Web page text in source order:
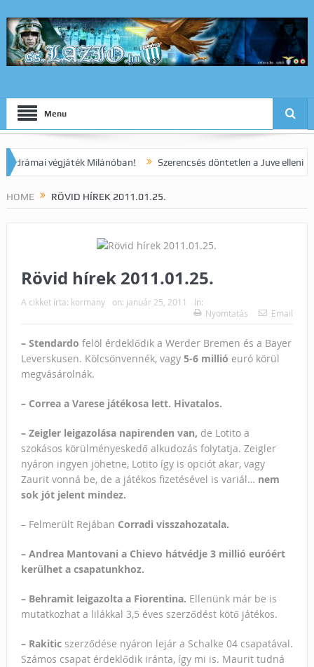
Menu
végjáték Milánóban! Szerencsés döntetlen a Juve elleni
HOME RÖVID HÍREK 2011.01.25.
Rövid hírek 2011.01.25.
A cikket írta: kormany on: január 25, 2011
In:
Nyomtatás
Email
– Stendardo felöl érdeklődik a Werder Bremen és a Bayer
Leverskusen. Kölcsönvennék, vagy5-6 millió euró körül
megvásárolnák.
– Correa a Varese játékosa lett. Hivatalos.
– Zeigler leigazolása napirenden van, de Lotito a
szokásos körülményeskedő alkudozás folytatja. Zeigler
nyáron ingyen jöhetne, Lotito így is opciót akar, vagy
Zaurit vonná be, de a játékos fizetésével is variál… nem
sok jót jelent mindez.
– Felmerült Rejában Corradi visszahozatala.
– Andrea Mantovani a Chievo hátvédje 3 millió euróért
kerülhet a csapatunkhoz.
– Behramit leigazolta a Fiorentina. Ellenünk már be is
mutatkozhat a lilákkal 3,5 éves szerződést kötő játékos.
– Rakiticszerződése nyáron lejár a Schalke 04 csapatával.
Számos csapat érdeklődik iránta, így mi is. Maurit tudná